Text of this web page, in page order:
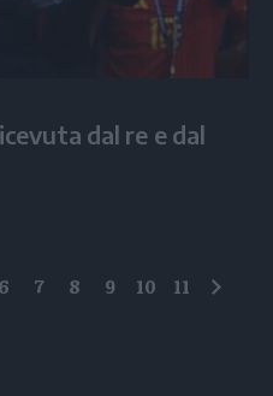
dal re e dal
6 7 8 9 10 11